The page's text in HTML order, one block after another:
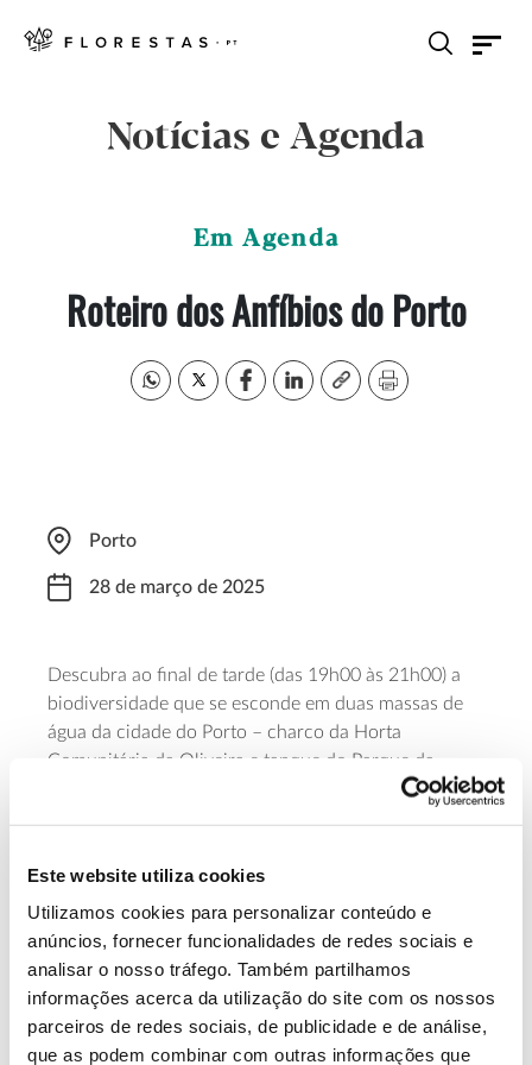
Este website utiliza cookies
Utilizamos cookies para personalizar conteúdo e
anúncios, fornecer funcionalidades de redes sociais e
analisar o nosso tráfego. Também partilhamos
informações acerca da utilização do site com os nossos
parceiros de redes sociais, de publicidade e de análise,
que as podem combinar com outras informações que
Notícias e Agenda
Em Agenda
Roteiro dos Anfíbios do Porto
Porto
28 de março de 2025
Descubra ao final de tarde (das 19h00 às 21h00) a
biodiversidade que se esconde em duas massas de
água da cidade do Porto – charco da Horta
Comunitária da Oliveira e tanque do Parque da
Alameda de Cartes – em mais uma sessão do
Saiba mais e inscreva-se
13.07.2026
Genoma do priolo e de outras espécies em risco: